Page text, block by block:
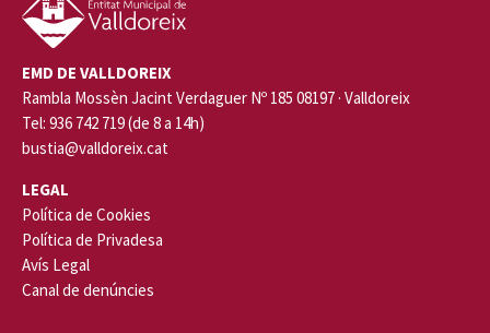
EMD DE VALLDOREIX
Rambla Mossèn Jacint Verdaguer Nº 185 08197 · Valldoreix
Tel: 936 742 719 (de 8 a 14h)
bustia@valldoreix.cat
LEGAL
Política de Cookies
Política de Privadesa
Avís Legal
Canal de denúncies